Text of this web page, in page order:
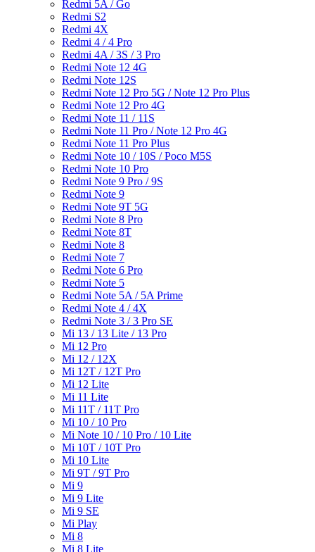
Redmi 5A / Go
Redmi S2
Redmi 4X
Redmi 4 / 4 Pro
Redmi 4A / 3S / 3 Pro
Redmi Note 12 4G
Redmi Note 12S
Redmi Note 12 Pro 5G / Note 12 Pro Plus
Redmi Note 12 Pro 4G
Redmi Note 11 / 11S
Redmi Note 11 Pro / Note 12 Pro 4G
Redmi Note 11 Pro Plus
Redmi Note 10 / 10S / Poco M5S
Redmi Note 10 Pro
Redmi Note 9 Pro / 9S
Redmi Note 9
Redmi Note 9T 5G
Redmi Note 8 Pro
Redmi Note 8T
Redmi Note 8
Redmi Note 7
Redmi Note 6 Pro
Redmi Note 5
Redmi Note 5A / 5A Prime
Redmi Note 4 / 4X
Redmi Note 3 / 3 Pro SE
Mi 13 / 13 Lite / 13 Pro
Mi 12 Pro
Mi 12 / 12X
Mi 12T / 12T Pro
Mi 12 Lite
Mi 11 Lite
Mi 11T / 11T Pro
Mi 10 / 10 Pro
Mi Note 10 / 10 Pro / 10 Lite
Mi 10T / 10T Pro
Mi 10 Lite
Mi 9T / 9T Pro
Mi 9
Mi 9 Lite
Mi 9 SE
Mi Play
Mi 8
Mi 8 Lite